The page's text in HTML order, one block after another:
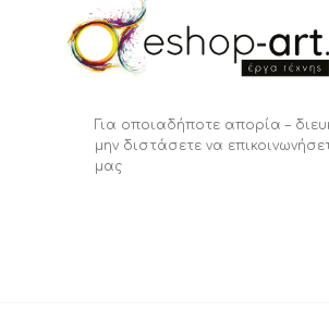
Butcher Dave
Cadoret Virginie
Candon Frederick
Carter Brian
Για οποιαδήποτε απορία –
μην διστάσετε να
μας